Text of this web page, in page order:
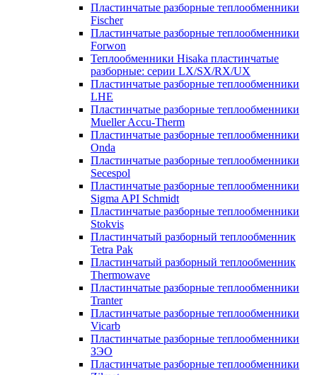
Пластинчатые разборные теплообменники
Fischer
Пластинчатые разборные теплообменники
Forwon
Теплообменники Hisaka пластинчатые
разборные: серии LX/SX/RX/UX
Пластинчатые разборные теплообменники
LHE
Пластинчатые разборные теплообменники
Mueller Accu-Therm
Пластинчатые разборные теплообменники
Onda
Пластинчатые разборные теплообменники
Secespol
Пластинчатые разборные теплообменники
Sigma API Schmidt
Пластинчатые разборные теплообменники
Stokvis
Пластинчатый разборный теплообменник
Tetra Pak
Пластинчатый разборный теплообменник
Thermowave
Пластинчатые разборные теплообменники
Tranter
Пластинчатые разборные теплообменники
Vicarb
Пластинчатые разборные теплообменники
ЗЭО
Пластинчатые разборные теплообменники